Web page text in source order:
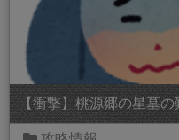
【衝撃】桃源郷の星墓